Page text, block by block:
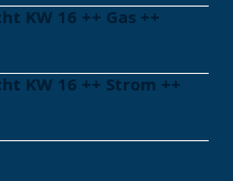
KW 16 ++ Gas ++
KW 16 ++ Strom ++